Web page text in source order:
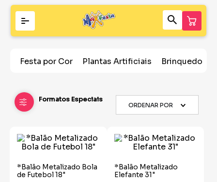
Festa por Cor Plantas Artificiais Brinquedos
Formatos Especiais
ORDENAR POR
*Balão Metalizado Bola
de Futebol 18"
*Balão Metalizado
Elefante 31"